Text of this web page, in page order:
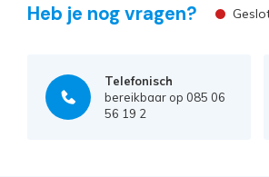
Heb je nog vragen?
Telefonisch
bereikbaar op 085 06
56 19 2